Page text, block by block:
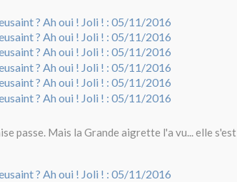
passe. Mais la Grande aigrette l'a vu... elle s'est